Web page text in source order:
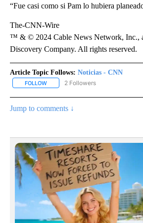
“Fue casi como si Pam lo hubiera
The-CNN-Wire
™ & © 2024 Cable News Network, Inc.,
Discovery Company. All rights reserved.
Article Topic Follows: Noticias - CNN
FOLLOW FOLLOW "NOTICIAS - CNN" TO
2 Followers
Jump to comments ↓